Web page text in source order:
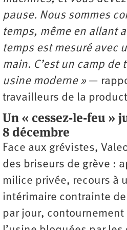
pause. Nous sommes
temps, même en allant
temps est mesuré avec
main. C’est un camp de
usine moderne » —
travailleurs de la
Un « cessez-le-feu »
8 décembre
Face aux grévistes,
des briseurs de grève :
milice privée, recours à
intérimaire contrainte
par jour, contournement